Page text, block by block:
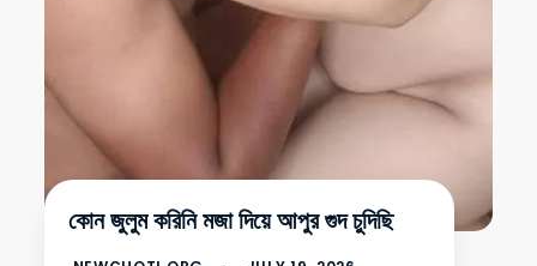
কোন জুলুম করিনি মজা দিয়ে আপুর গুদ চুদিছি